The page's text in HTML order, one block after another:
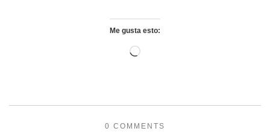
Me gusta esto:
0 COMMENTS